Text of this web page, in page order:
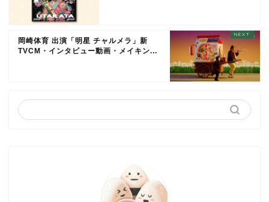
岡崎体育 出演「明星 チャルメラ」新
TVCM・インタビュー動画・メイキン...